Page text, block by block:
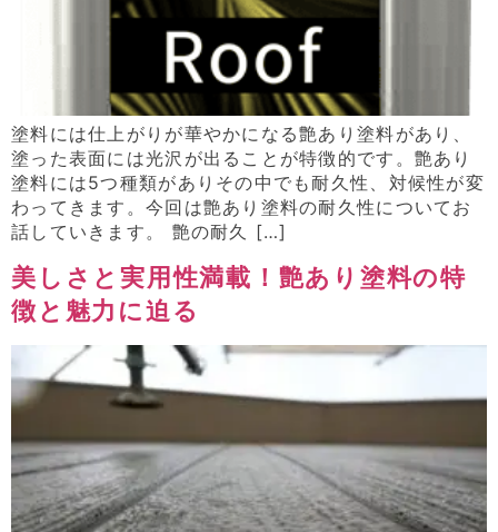
塗料には仕上がりが華やかになる艶あり塗料があり、
塗った表面には光沢が出ることが特徴的です。艶あり
塗料には5つ種類がありその中でも耐久性、対候性が変
わってきます。今回は艶あり塗料の耐久性についてお
話していきます。 艶の耐久 […]
美しさと実用性満載！艶あり塗料の特
徴と魅力に迫る